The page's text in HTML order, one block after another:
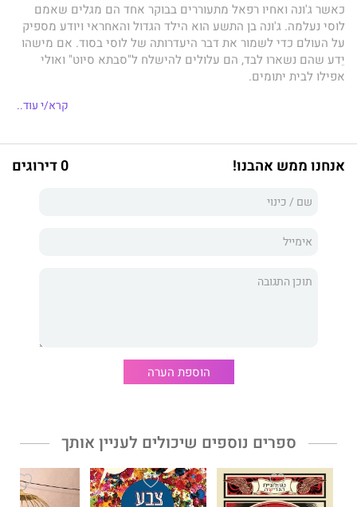
כאשר ג'ונה ואחיו רפאל מתעוררים בבוקר אחד הם מגלים שאמם
לוסי נעלמה. ג'ונה בן התשע הוא הילד הגדול והאחראי ויודע מספיק
על העולם כדי לשמור את דבר היעדרותה של לוסי בסוד. אם מישהו
יֵדע שהם נשארו לבד, הם עלולים להישלח ל"סבתא סיוט" ואולי
אפילו לבית יתומים.
ג'ונה בטוח שהיא תחזור. הם רק צריכים להחזיק מעמד כמה ימים.
לו למצוא את אמו: מי שלח לה את הפרחים? למה כל הנעליים שלה
נשארו בבית? למה הטלפון האדום שלה נמצא קבור בתוך עציץ? מהו
מקלון הפלסטיק שמצא בכיס החלוק שלה? והחשוב מכול: האם
משהו על היעלמותה של לוסי?
עולמם הלא הגיוני של המבוגרים יוצרת
גדלה בלונדון ובזמביה. זהו ספרה הראשון.
קרא/י עוד..
אנחנו ממש אהבנו! 0 דירוגים
הוספת הערה
ספרים נוספים שיכולים לעניין אותך